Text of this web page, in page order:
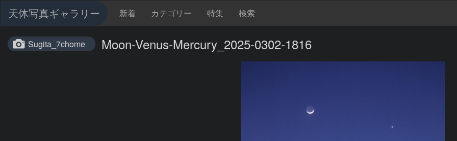
天体写真ギャラリー 新着 カテゴリー 特集 検索
Sugita_7chome Moon-Venus-Mercury_2025-0302-1816